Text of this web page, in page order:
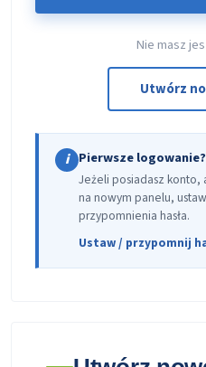
Nie masz
Utwórz
i Pierwsze logowanie?
Jeżeli posiadasz konto,
na nowym panelu,
przypomnienia hasła.
Ustaw / przypomnij